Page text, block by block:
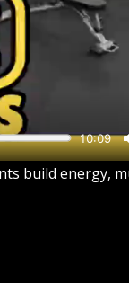
build energy,